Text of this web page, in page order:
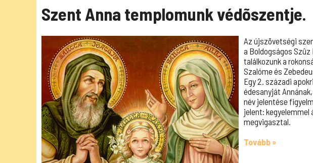
Szent Anna templomunk védõszentje.
Az újszövetségi
a Boldogságos Szûz
találkozunk a
Szalóme és
Egy 2. századi
édesanyját
név jelentése
jelent:
megvigasztal.
Tovább »